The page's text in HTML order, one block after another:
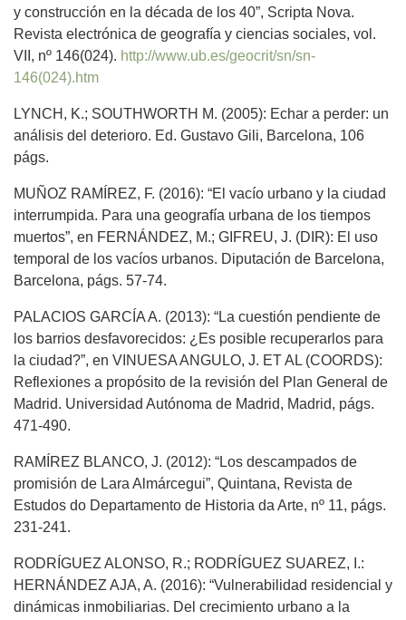
y construcción en la década de los 40”, Scripta Nova.
Revista electrónica de geografía y ciencias sociales, vol.
VII, nº 146(024). http://www.ub.es/geocrit/sn/sn-
146(024).htm
LYNCH, K.; SOUTHWORTH M. (2005): Echar a perder: un
análisis del deterioro. Ed. Gustavo Gili, Barcelona, 106
págs.
MUÑOZ RAMÍREZ, F. (2016): “El vacío urbano y la ciudad
interrumpida. Para una geografía urbana de los tiempos
muertos”, en FERNÁNDEZ, M.; GIFREU, J. (DIR): El uso
temporal de los vacíos urbanos. Diputación de Barcelona,
Barcelona, págs. 57-74.
PALACIOS GARCÍA A. (2013): “La cuestión pendiente de
los barrios desfavorecidos: ¿Es posible recuperarlos para
la ciudad?”, en VINUESA ANGULO, J. ET AL (COORDS):
Reflexiones a propósito de la revisión del Plan General de
Madrid. Universidad Autónoma de Madrid, Madrid, págs.
471-490.
RAMÍREZ BLANCO, J. (2012): “Los descampados de
promisión de Lara Almárcegui”, Quintana, Revista de
Estudos do Departamento de Historia da Arte, nº 11, págs.
231-241.
RODRÍGUEZ ALONSO, R.; RODRÍGUEZ SUAREZ, I.:
HERNÁNDEZ AJA, A. (2016): “Vulnerabilidad residencial y
dinámicas inmobiliarias. Del crecimiento urbano a la